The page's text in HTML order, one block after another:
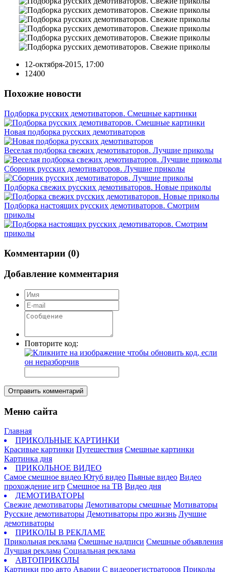
12-октября-2015, 17:00
12400
Похожие новости
Подборка русских демотиваторов. Смешные картинки
Новая подборка русских демотиваторов
Веселая подборка свежих демотиваторов. Лучшие приколы
Сборник русских демотиваторов. Лучшие приколы
Подборка свежих русских демотиваторов. Новые приколы
Подборка настоящих русских демотиваторов. Смотрим
приколы
Комментарии (0)
Добавление комментария
Повторите код:
Отправить комментарий
Меню сайта
Главная
ПРИКОЛЬНЫЕ КАРТИНКИ
Красивые картинки Путешествия Смешные картинки
Картинка дня
ПРИКОЛЬНОЕ ВИДЕО
Самое смешное видео Ютуб видео Пьяные видео Видео
прохождение игр Смешное на ТВ Видео дня
ДЕМОТИВАТОРЫ
Свежие демотиваторы Демотиваторы смешные Мотиваторы
Русские демотиваторы Демотиваторы про жизнь Лучшие
демотиваторы
ПРИКОЛЫ В РЕКЛАМЕ
Прикольная реклама Смешные надписи Смешные объявления
Лучшая реклама Социальная реклама
АВТОПРИКОЛЫ
Картинки про авто Аварии С видеорегистраторов Приколы